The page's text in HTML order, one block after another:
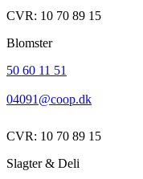
CVR: 10 70 89 15
Blomster
50 60 11 51
04091@coop.dk
CVR: 10 70 89 15
Slagter & Deli